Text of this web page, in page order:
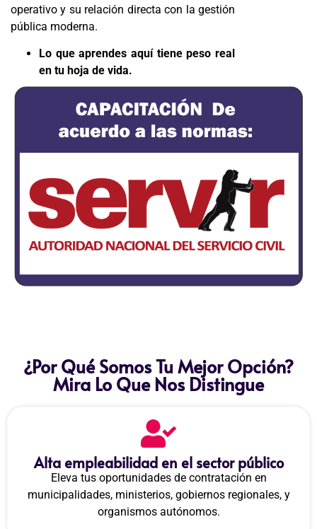
operativo y su relación directa con la gestión
pública moderna.
Lo que aprendes aquí tiene peso real
en tu hoja de vida.
¿Por Qué Somos Tu Mejor Opción?
Mira Lo Que Nos Distingue
Alta empleabilidad en el sector público
Eleva tus oportunidades de contratación en
municipalidades, ministerios, gobiernos regionales, y
organismos autónomos.